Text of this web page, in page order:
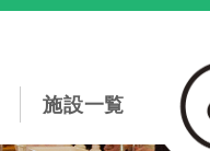
施設一覧